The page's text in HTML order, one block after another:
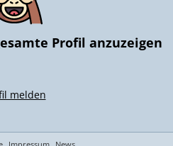
Profil anzuzeigen
melden